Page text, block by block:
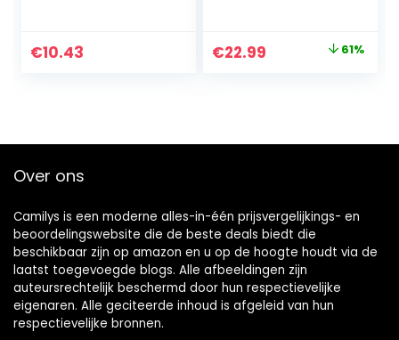
hangend, lange
kwastjes, druppels,
€10.43
Original
€22.99 61%
Over ons
Camilys is een moderne alles-in-één prijsvergelijkings- en
beoordelingswebsite die de beste deals biedt die
beschikbaar zijn op amazon en u op de hoogte houdt via de
laatst toegevoegde blogs. Alle afbeeldingen zijn
auteursrechtelijk beschermd door hun respectievelijke
eigenaren. Alle geciteerde inhoud is afgeleid van hun
respectievelijke bronnen.